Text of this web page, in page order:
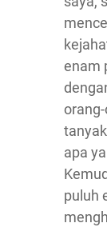
enam
apa
puluh